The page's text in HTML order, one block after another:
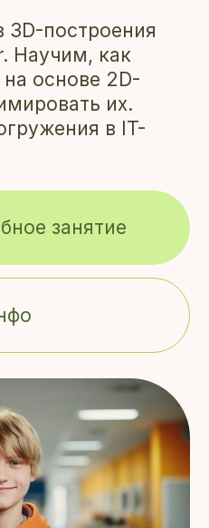
3D-построения
Научим, как
основе 2D-
их.
в IT-
занятие